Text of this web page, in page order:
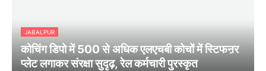
JABALPUR
कोचिंग डिपो में 500 से अधिक एलएचबी कोचों में स्टिफऩर
प्लेट लगाकर संरक्षा सुदृढ़, रेल कर्मचारी पुरस्कृत